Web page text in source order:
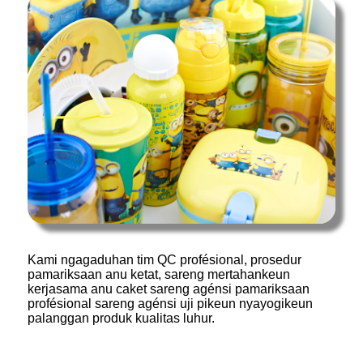
Kami ngagaduhan tim QC profésional, prosedur
pamariksaan anu ketat, sareng mertahankeun
kerjasama anu caket sareng agénsi pamariksaan
profésional sareng agénsi uji pikeun nyayogikeun
palanggan produk kualitas luhur.